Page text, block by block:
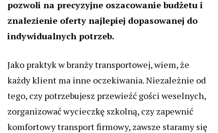
pozwoli na precyzyjne oszacowanie budżetu i
znalezienie oferty najlepiej dopasowanej do
indywidualnych potrzeb.
Jako praktyk w branży transportowej, wiem, że
każdy klient ma inne oczekiwania. Niezależnie od
tego, czy potrzebujesz przewieźć gości weselnych,
zorganizować wycieczkę szkolną, czy zapewnić
komfortowy transport firmowy, zawsze staramy się